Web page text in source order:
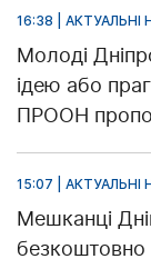
16:38 | АКТУАЛЬНІ
Молоді
ідею або
ПРООН
15:07 | АКТУАЛЬНІ
Мешканці